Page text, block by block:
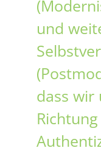
und
dass wir